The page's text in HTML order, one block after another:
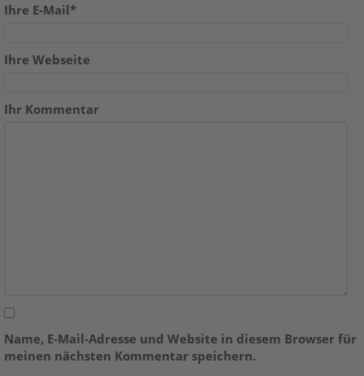
Ihre E-Mail*
Ihre Webseite
Ihr Kommentar
Name, E-Mail-Adresse und Website in diesem Browser für
meinen nächsten Kommentar speichern.